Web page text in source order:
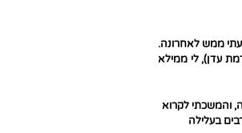
ממש לאחרונה.
2003 ובתרגומו לעברית בשנת 2008 (בהוצאת קדמת עדן), לי ממילא
והמשכתי לקרוא
בעלילה